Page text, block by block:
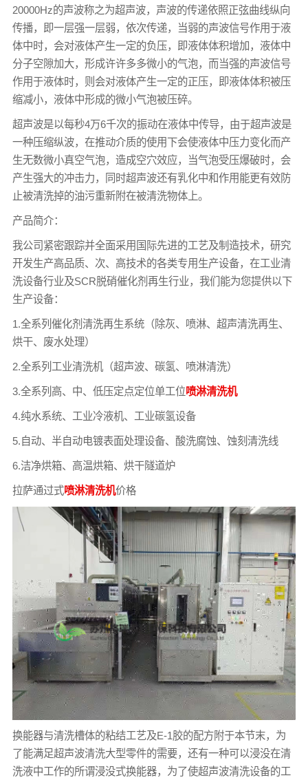
20000Hz的声波称之为超声波，声波的传递依照正弦曲线纵向
传播，即一层强一层弱，依次传递，当弱的声波信号作用于液
体中时，会对液体产生一定的负压，即液体体积增加，液体中
分子空隙加大，形成许许多多微小的气泡，而当强的声波信号
作用于液体时，则会对液体产生一定的正压，即液体体积被压
缩减小，液体中形成的微小气泡被压碎。
超声波是以每秒4万6千次的振动在液体中传导，由于超声波是
一种压缩纵波，在推动介质的使用下会使液体中压力变化而产
生无数微小真空气泡，造成空穴效应，当气泡受压爆破时，会
产生强大的冲击力，同时超声波还有乳化中和作用能更有效防
止被清洗掉的油污重新附在被清洗物体上。
产品简介：
我公司紧密跟踪并全面采用国际先进的工艺及制造技术，研究
开发生产高品质、次、高技术的各类专用生产设备，在工业清
洗设备行业及SCR脱硝催化剂再生行业，我们能为您提供以下
生产设备：
1.全系列催化剂清洗再生系统（除灰、喷淋、超声清洗再生、
烘干、废水处理）
2.全系列工业清洗机（超声波、碳氢、喷淋清洗）
3.全系列高、中、低压定点定位单工位喷淋清洗机
4.纯水系统、工业冷液机、工业碳氢设备
5.自动、半自动电镀表面处理设备、酸洗腐蚀、蚀刻清洗线
6.洁净烘箱、高温烘箱、烘干隧道炉
拉萨通过式喷淋清洗机价格
换能器与清洗槽体的粘结工艺及E-1胶的配方附于本节末，为
了能满足超声波清洗大型零件的需要，还有一种可以浸没在清
洗液中工作的所谓浸没式换能器，为了使超声波清洗设备的工